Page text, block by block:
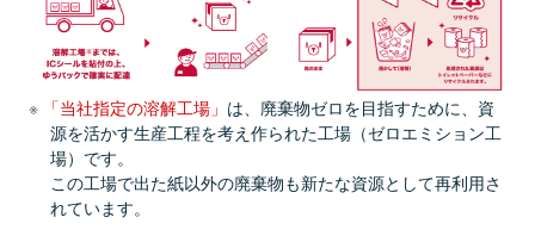
「当社指定の溶解工場」 は、廃棄物ゼロを目指すために、資
源を活かす生産工程を考え作られた工場（ゼロエミション工
場）です。
この工場で出た紙以外の廃棄物も新たな資源として再利用さ
れています。